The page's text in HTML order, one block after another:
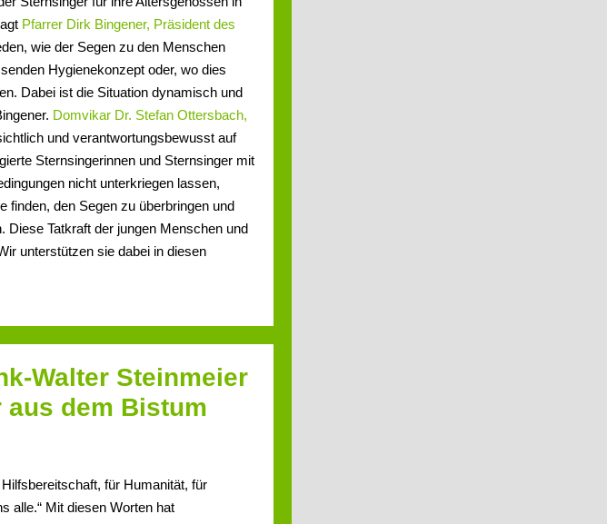
Pfarrer Dirk Bingener, Präsident des
wie der Segen zu den Menschen
Hygienekonzept oder, wo dies
Dabei ist die Situation dynamisch und
Domvikar Dr. Stefan Ottersbach,
und verantwortungsbewusst auf
Sternsingerinnen und Sternsinger mit
nicht unterkriegen lassen,
finden, den Segen zu überbringen und
Diese Tatkraft der jungen Menschen und
unterstützen sie dabei in diesen
Walter Steinmeier
dem Bistum
für Humanität, für
alle.“ Mit diesen Worten hat